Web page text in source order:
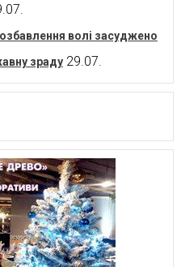
волі засуджено
зраду 29.07.